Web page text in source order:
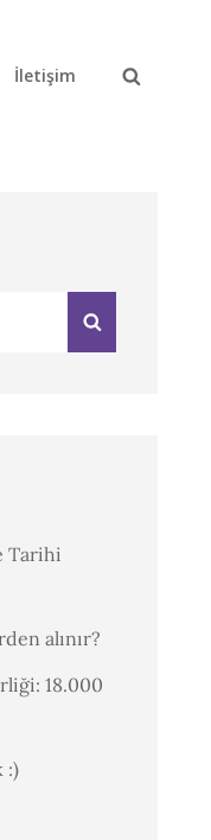
İletişim
Tarihi
alınır?
18.000
:)